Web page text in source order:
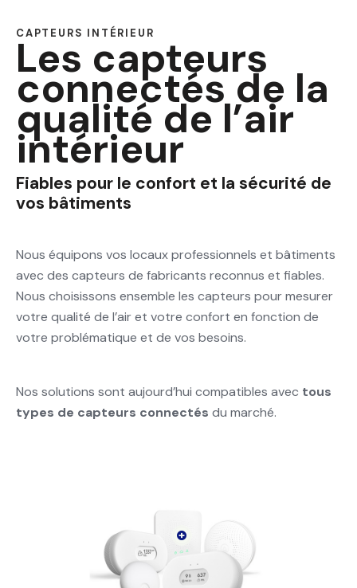
CAPTEURS INTÉRIEUR
Les capteurs
connectés de la
qualité de l’air
intérieur
Fiables pour le confort et la sécurité de
vos bâtiments
Nous équipons vos locaux professionnels et bâtiments
avec des capteurs de fabricants reconnus et fiables.
Nous choisissons ensemble les capteurs pour mesurer
votre qualité de l’air et votre confort en fonction de
votre problématique et de vos besoins.
Nos solutions sont aujourd’hui compatibles avec tous
types de capteurs connectés du marché.